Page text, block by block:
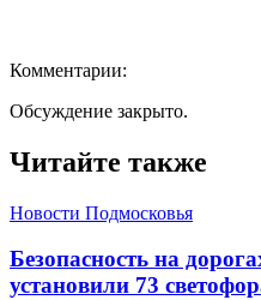
Комментарии:
Обсуждение закрыто.
Читайте также
Новости Подмосковья
Безопасность на
установили 73